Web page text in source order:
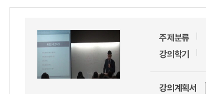
주제분류
강의학기
강의계획서